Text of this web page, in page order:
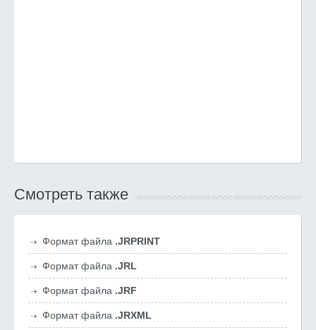
Смотреть также
Формат файла .JRPRINT
Формат файла .JRL
Формат файла .JRF
Формат файла .JRXML